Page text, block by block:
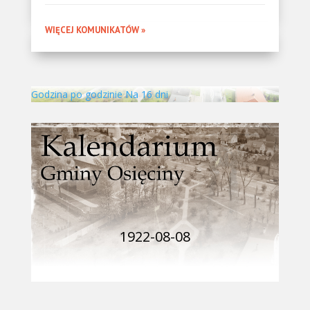
WIĘCEJ KOMUNIKATÓW »
Godzina po godzinie Na 16 dni
1922-08-08